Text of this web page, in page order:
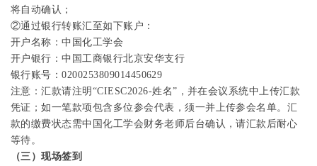
将自动确认；
②通过银行转账汇至如下账户：
开户名称：中国化工学会
开户银行：中国工商银行北京安华支行
银行账号：0200253809014450629
注意：汇款请注明 “CIESC2026-姓名” ，并在会议系统中上传汇款
凭证；如一笔款项包含多位参会代表，须一并上传参会名单。汇
款的缴费状态需中国化工学会财务老师后台确认，请汇款后耐心
等待。
（三）现场签到